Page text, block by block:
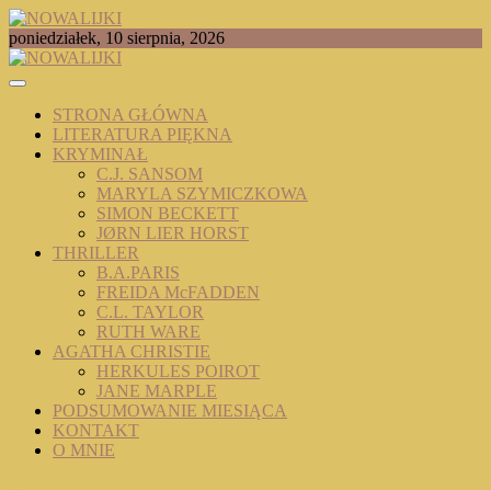
Skip
to
content
NOWALIJKI
TOMASZ RADOCHOŃSKI PISZE O KSIĄŻKACH
poniedziałek, 10 sierpnia, 2026
STRONA GŁÓWNA
LITERATURA PIĘKNA
KRYMINAŁ
C.J. SANSOM
MARYLA SZYMICZKOWA
SIMON BECKETT
JØRN LIER HORST
THRILLER
B.A.PARIS
FREIDA McFADDEN
C.L. TAYLOR
RUTH WARE
AGATHA CHRISTIE
HERKULES POIROT
JANE MARPLE
PODSUMOWANIE MIESIĄCA
KONTAKT
O MNIE